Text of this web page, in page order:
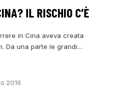
IL RISCHIO C’È
in Cina aveva creata
Da una parte le grandi…
2016